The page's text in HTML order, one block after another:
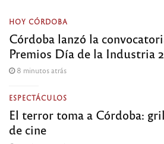
HOY CÓRDOBA
Córdoba lanzó la
Premios Día de la Industria
8 minutos atrás
ESPECTÁCULOS
El terror toma a Córdoba:
de cine